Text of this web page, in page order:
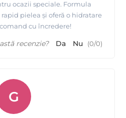
ocazii speciale. Formula
pielea și oferă o hidratare
cu încredere!
recenzie? Da Nu (0/0)
G